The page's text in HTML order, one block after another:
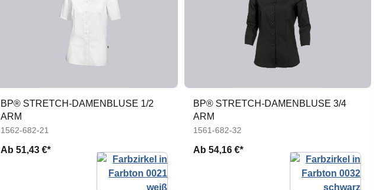
BP® STRETCH-DAMENBLUSE 1/2
ARM
1562-682-21
Ab 51,43 €*
BP® STRETCH-DAMENBLUSE 3/4
ARM
1561-682-32
Ab54,16 €*